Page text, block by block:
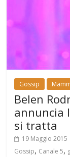
Gossip
Belen
annuncia
si tratta
19 Maggio 2015
Gossip, Canale 5,